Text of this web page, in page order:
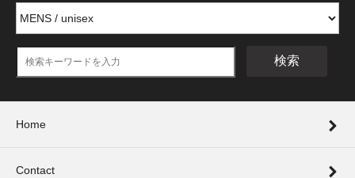
検索
Home
Contact